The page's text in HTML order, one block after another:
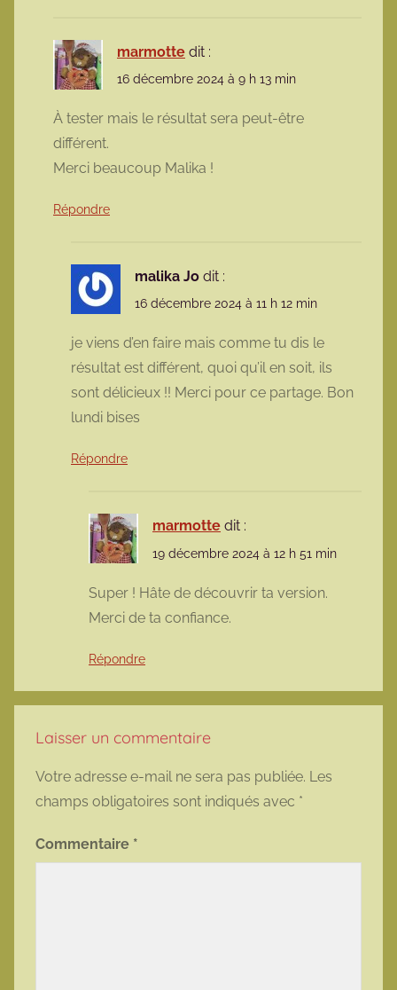
marmotte dit :
16 décembre 2024 à 9 h 13 min
À tester mais le résultat sera peut-être
différent.
Merci beaucoup Malika !
Répondre
malika Jo dit :
16 décembre 2024 à 11 h 12 min
je viens d’en faire mais comme tu dis le
résultat est différent, quoi qu’il en soit, ils
sont délicieux !! Merci pour ce partage. Bon
lundi bises
Répondre
marmotte dit :
19 décembre 2024 à 12 h 51 min
Super ! Hâte de découvrir ta version.
Merci de ta confiance.
Répondre
Laisser un commentaire
Votre adresse e-mail ne sera pas publiée. Les
champs obligatoires sont indiqués avec *
Commentaire *